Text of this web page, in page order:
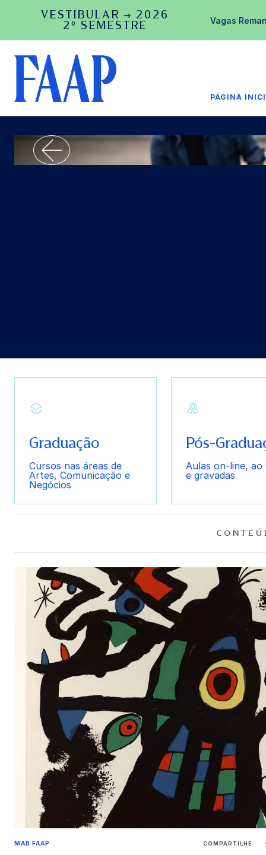
VESTIBULAR → 2026
2º SEMESTRE
Vagas
PÁGINA
Graduação
Cursos nas áreas de
Artes, Comunicação e
Negócios
Pós-
Aulas on-line, ao
e gravadas
MAB FAAP COMPARTILHE